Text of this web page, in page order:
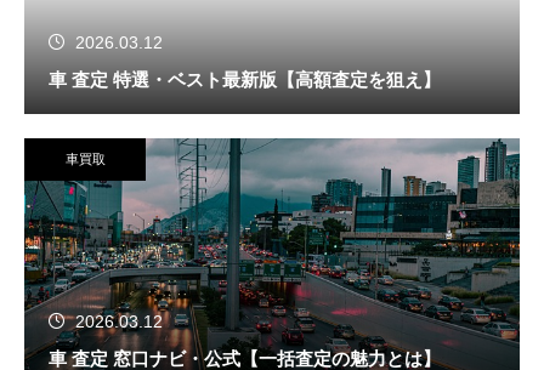
2026.03.12
車 査定 特選・ベスト最新版【高額査定を狙え】
車買取
2026.03.12
車 査定 窓口ナビ・公式【一括査定の魅力とは】